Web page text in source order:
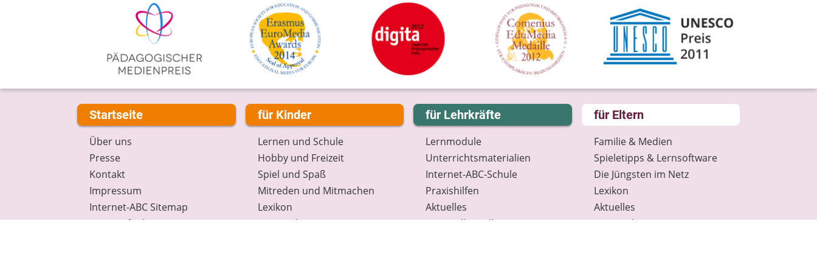
Startseite
Über uns
Presse
Kontakt
Impressum
Internet-ABC Sitemap
Barrierefreiheit
für Kinder
Lernen und Schule
Hobby und Freizeit
Spiel und Spaß
Mitreden und Mitmachen
Lexikon
Datenschutz
für Lehrkräfte
Lernmodule
Unterrichts­materialien
Internet-ABC-Schule
Praxishilfen
Aktuelles
Materialbestellung
für Eltern
Familie & Medien
Spieletipps & Lernsoftware
Die Jüngsten im Netz
Lexikon
Aktuelles
Datenschutz